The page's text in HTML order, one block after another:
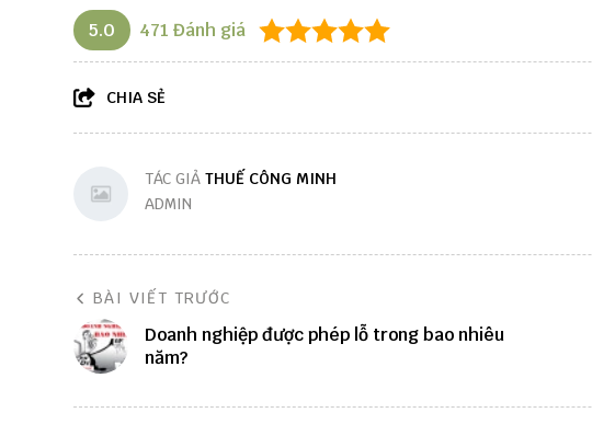
5.0 471 Đánh giá
CHIA SẺ
TÁC GIẢ THUẾ CÔNG MINH
ADMIN
BÀI VIẾT TRƯỚC
Doanh nghiệp được phép lỗ trong bao nhiêu
năm?